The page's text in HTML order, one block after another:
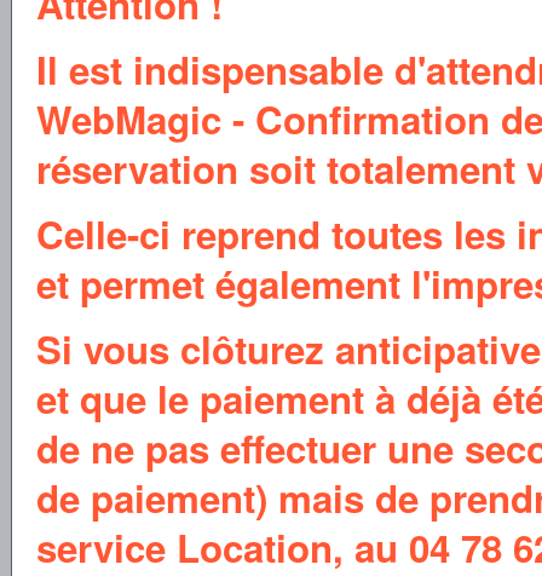
Il est indispensable
WebMagic - Confirmation
réservation soit totalement
Celle-ci reprend toutes les
et permet également
Si vous clôturez
et que le paiement à déjà
de ne pas effectuer une
de paiement) mais de
service Location, au 04 78